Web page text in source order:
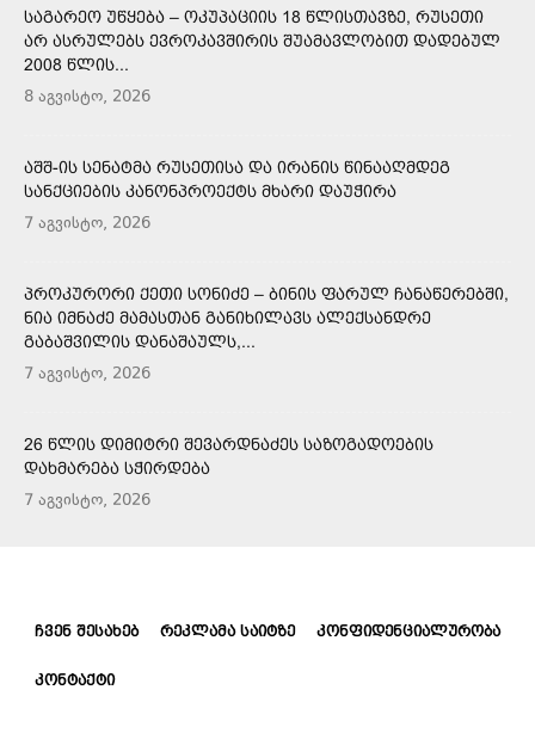
ᲡᲐᲒᲐᲠᲔᲝ ᲣᲬᲧᲔᲑᲐ – ᲝᲙᲣᲞᲐᲪᲘᲘᲡ 18 ᲬᲚᲘᲡᲗᲐᲕᲖᲔ, ᲠᲣᲡᲔᲗᲘ
ᲐᲠ ᲐᲡᲠᲣᲚᲔᲑᲡ ᲔᲕᲠᲝᲙᲐᲕᲨᲘᲠᲘᲡ ᲨᲣᲐᲛᲐᲕᲚᲝᲑᲘᲗ ᲓᲐᲓᲔᲑᲣᲚ
2008 ᲬᲚᲘᲡ...
8 აგვისტო, 2026
ᲐᲨᲨ-ᲘᲡ ᲡᲔᲜᲐᲢᲛᲐ ᲠᲣᲡᲔᲗᲘᲡᲐ ᲓᲐ ᲘᲠᲐᲜᲘᲡ ᲬᲘᲜᲐᲐᲦᲛᲓᲔᲒ
ᲡᲐᲜᲥᲪᲘᲔᲑᲘᲡ ᲙᲐᲜᲝᲜᲞᲠᲝᲔᲥᲢᲡ ᲛᲮᲐᲠᲘ ᲓᲐᲣᲭᲘᲠᲐ
7 აგვისტო, 2026
ᲞᲠᲝᲙᲣᲠᲝᲠᲘ ᲥᲔᲗᲘ ᲡᲝᲜᲘᲫᲔ – ᲑᲘᲜᲘᲡ ᲤᲐᲠᲣᲚ ᲩᲐᲜᲐᲬᲔᲠᲔᲑᲨᲘ,
ᲜᲘᲐ ᲘᲛᲜᲐᲫᲔ ᲛᲐᲛᲐᲡᲗᲐᲜ ᲒᲐᲜᲘᲮᲘᲚᲐᲕᲡ ᲐᲚᲔᲥᲡᲐᲜᲓᲠᲔ
ᲒᲐᲑᲐᲨᲕᲘᲚᲘᲡ ᲓᲐᲜᲐᲨᲐᲣᲚᲡ,...
7 აგვისტო, 2026
26 ᲬᲚᲘᲡ ᲓᲘᲛᲘᲢᲠᲘ ᲨᲔᲕᲐᲠᲓᲜᲐᲫᲔᲡ ᲡᲐᲖᲝᲒᲐᲓᲝᲔᲑᲘᲡ
ᲓᲐᲮᲛᲐᲠᲔᲑᲐ ᲡᲭᲘᲠᲓᲔᲑᲐ
7 აგვისტო, 2026
ᲩᲕᲔᲜ ᲨᲔᲡᲐᲮᲔᲑ ᲠᲔᲙᲚᲐᲛᲐ ᲡᲐᲘᲢᲖᲔ ᲙᲝᲜᲤᲘᲓᲔᲜᲪᲘᲐᲚᲣᲠᲝᲑᲐ
ᲙᲝᲜᲢᲐᲥᲢᲘ